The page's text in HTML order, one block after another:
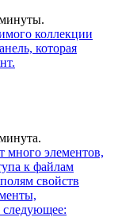
коллекции
которая
много элементов,
к файлам
свойств
следующее: